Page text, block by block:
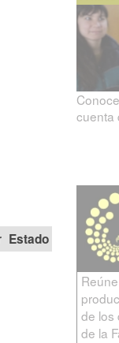
Estado
cuenta
de los
de la